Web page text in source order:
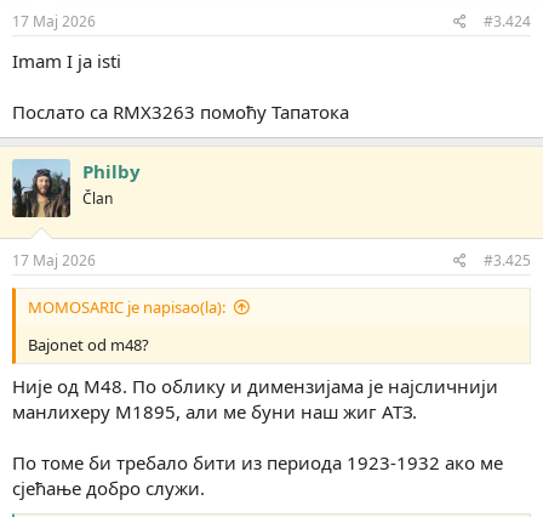
17 Maj 2026 #3.424
Imam I ja isti
Послато са RMX3263 помоћу Тапатока
Philby
Član
17 Maj 2026 #3.425
MOMOSARIC je napisao(la):
Bajonet od m48?
Није од М48. По облику и димензијама је најсличнији
манлихеру М1895, али ме буни наш жиг АТЗ.
По томе би требало бити из периода 1923-1932 ако ме
сјећање добро служи.